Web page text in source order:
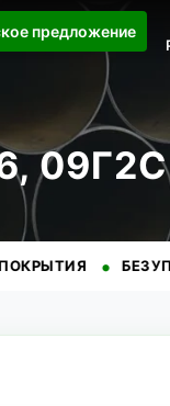
предложение
09Г2С
• БЕЗУПРЕЧНАЯ